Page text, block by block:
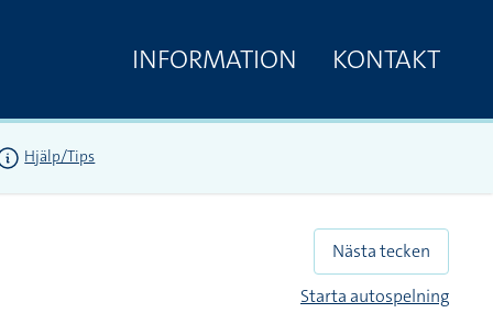
INFORMATION KONTAKT
Hjälp/Tips
Nästa tecken
Starta autospelning